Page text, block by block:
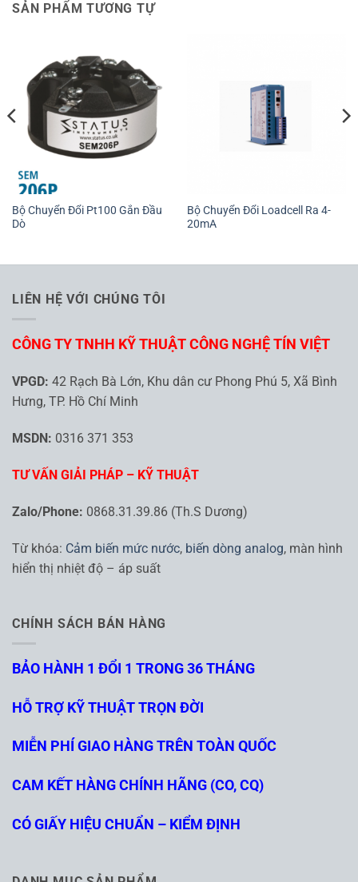
SẢN PHẨM TƯƠNG TỰ
Bộ Chuyển Đổi Pt100 Gắn Đầu
Dò
Bộ Chuyển Đổi Loadcell Ra 4-
20mA
LIÊN HỆ VỚI CHÚNG TÔI
CÔNG TY TNHH KỸ THUẬT CÔNG NGHỆ TÍN VIỆT
VPGD: 42 Rạch Bà Lớn, Khu dân cư Phong Phú 5, Xã Bình
Hưng, TP. Hồ Chí Minh
MSDN: 0316 371 353
TƯ VẤN GIẢI PHÁP – KỸ THUẬT
Zalo/Phone: 0868.31.39.86 (Th.S Dương)
Từ khóa: Cảm biến mức nước, biến dòng analog, màn hình
hiển thị nhiệt độ – áp suất
CHÍNH SÁCH BÁN HÀNG
BẢO HÀNH 1 ĐỔI 1 TRONG 36 THÁNG
HỖ TRỢ KỸ THUẬT TRỌN ĐỜI
MIỄN PHÍ GIAO HÀNG TRÊN TOÀN QUỐC
CAM KẾT HÀNG CHÍNH HÃNG (CO, CQ)
CÓ GIẤY HIỆU CHUẨN – KIỂM ĐỊNH